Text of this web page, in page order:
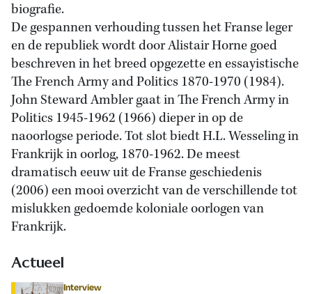
biografie.
De gespannen verhouding tussen het Franse leger
en de republiek wordt door Alistair Horne goed
beschreven in het breed opgezette en essayistische
The French Army and Politics 1870-1970 (1984).
John Steward Ambler gaat in The French Army in
Politics 1945-1962 (1966) dieper in op de
naoorlogse periode. Tot slot biedt H.L. Wesseling in
Frankrijk in oorlog, 1870-1962. De meest
dramatisch eeuw uit de Franse geschiedenis
(2006) een mooi overzicht van de verschillende tot
mislukken gedoemde koloniale oorlogen van
Frankrijk.
Actueel
Interview